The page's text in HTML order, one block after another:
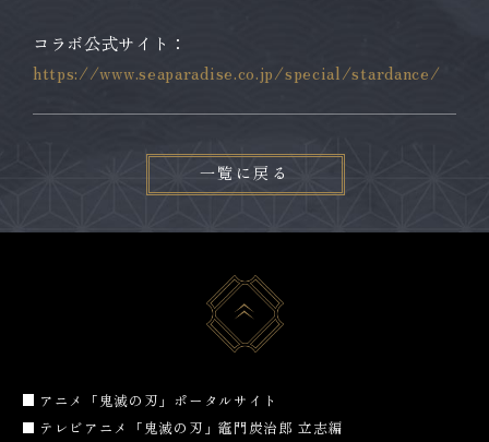
コラボ公式サイト：
https://www.seaparadise.co.jp/special/stardance/
一覧に戻る
アニメ「鬼滅の刃」ポータルサイト
テレビアニメ「鬼滅の刃」竈門炭治郎 立志編